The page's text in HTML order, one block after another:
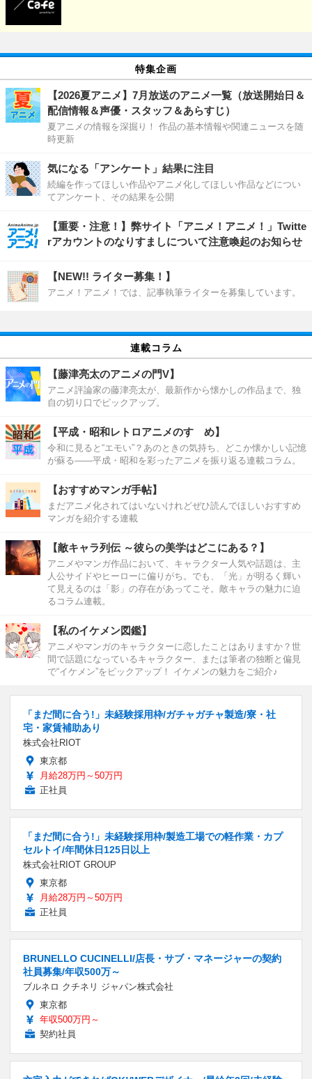
特集企画
【2026夏アニメ】7月放送のアニメ一覧（放送開始日＆
配信情報＆声優・スタッフ＆あらすじ）
夏アニメの情報を深掘り！ 作品の基本情報や関連ニュースを随
時更新
気になる「アンケート」結果に注目
続編を作ってほしい作品やアニメ化してほしい作品などについ
てアンケート、その結果を公開
【重要・注意！】弊サイト「アニメ！アニメ！」Twitte
rアカウントのなりすましについて注意喚起のお知らせ
【NEW!! ライター募集！】
アニメ！アニメ！では、記事執筆ライターを募集しています。
連載コラム
【藤津亮太のアニメの門V】
アニメ評論家の藤津亮太が、最新作から懐かしの作品まで、独
自の切り口でピックアップ。
【平成・昭和レトロアニメのすゝめ】
令和に見ると“エモい”？あのときの気持ち、どこか懐かしい記憶
が蘇る――平成・昭和を彩ったアニメを振り返る連載コラム。
【おすすめマンガ手帖】
まだアニメ化されてはいないけれどぜひ読んでほしいおすすめ
マンガを紹介する連載
【敵キャラ列伝 ～彼らの美学はどこにある？】
アニメやマンガ作品において、キャラクター人気や話題は、主
人公サイドやヒーローに偏りがち。でも、「光」が明るく輝い
て見えるのは「影」の存在があってこそ。敵キャラの魅力に迫
るコラム連載。
【私のイケメン図鑑】
アニメやマンガのキャラクターに恋したことはありますか？世
間で話題になっているキャラクター、または筆者の独断と偏見
で“イケメン”をピックアップ！ イケメンの魅力をご紹介♪
「まだ間に合う!」未経験採用枠/ガチャガチャ製造/寮・社
宅・家賃補助あり
株式会社RIOT
東京都
月給28万円～50万円
正社員
「まだ間に合う!」未経験採用枠/製造工場での軽作業・カプ
セルトイ/年間休日125日以上
株式会社RIOT GROUP
東京都
月給28万円～50万円
正社員
BRUNELLO CUCINELLI/店長・サブ・マネージャーの契約
社員募集/年収500万～
ブルネロ クチネリ ジャパン株式会社
東京都
年収500万円～
契約社員